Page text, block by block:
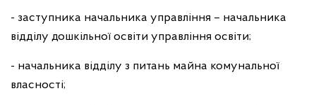
- заступника начальника управління – начальника
відділу дошкільної освіти управління освіти;
- начальника відділу з питань майна комунальної
власності;